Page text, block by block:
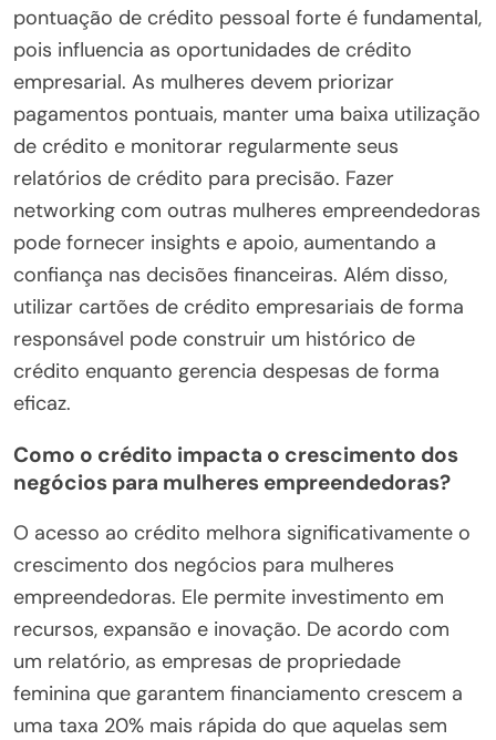
pontuação de crédito pessoal forte é fundamental,
pois influencia as oportunidades de crédito
empresarial. As mulheres devem priorizar
pagamentos pontuais, manter uma baixa utilização
de crédito e monitorar regularmente seus
relatórios de crédito para precisão. Fazer
networking com outras mulheres empreendedoras
pode fornecer insights e apoio, aumentando a
confiança nas decisões financeiras. Além disso,
utilizar cartões de crédito empresariais de forma
responsável pode construir um histórico de
crédito enquanto gerencia despesas de forma
eficaz.
Como o crédito impacta o crescimento dos
negócios para mulheres empreendedoras?
O acesso ao crédito melhora significativamente o
crescimento dos negócios para mulheres
empreendedoras. Ele permite investimento em
recursos, expansão e inovação. De acordo com
um relatório, as empresas de propriedade
feminina que garantem financiamento crescem a
uma taxa 20% mais rápida do que aquelas sem